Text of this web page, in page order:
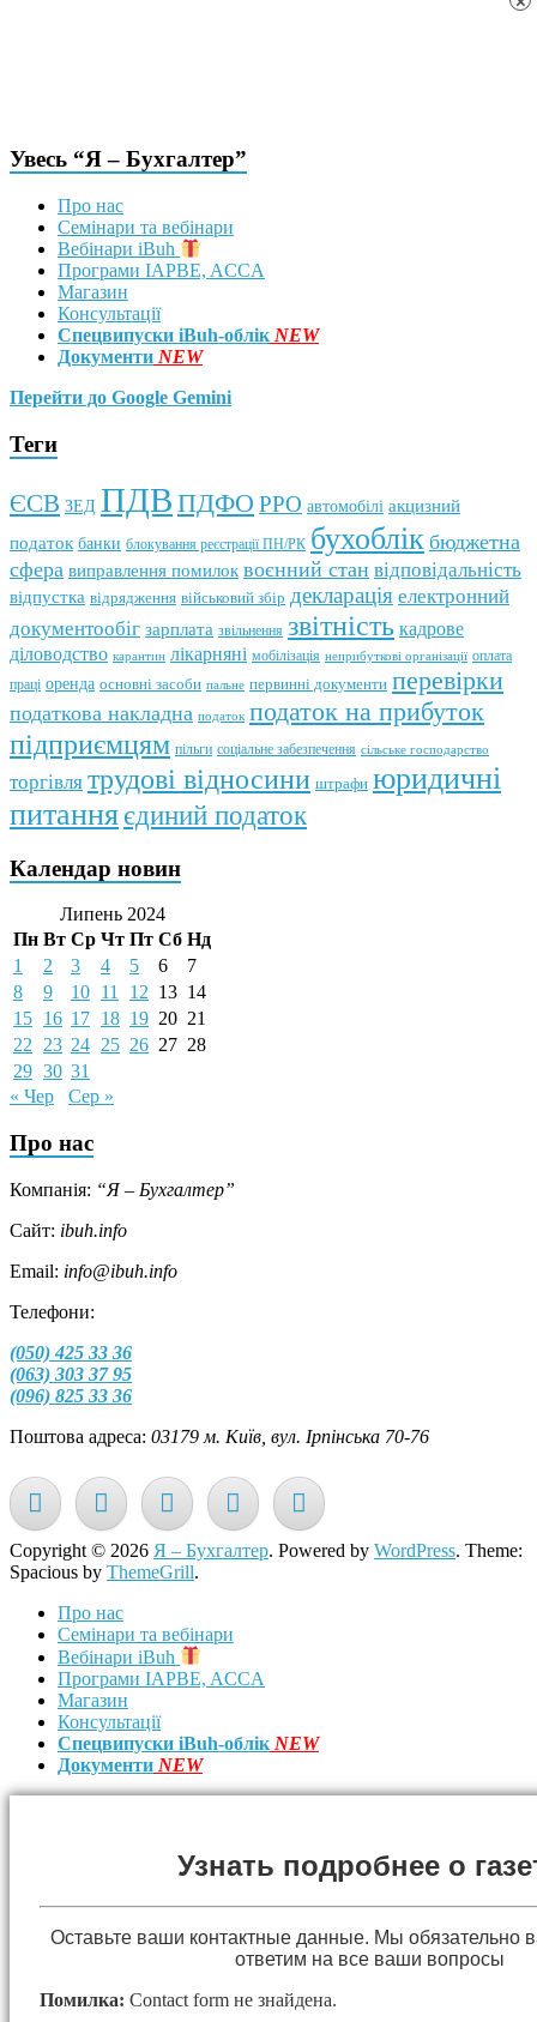
Увесь “Я – Бухгалтер”
Про нас
Семінари та вебінари
Вебінари iBuh
Програми IAPBE, ACCA
Магазин
Консультації
Спецвипуски iBuh-облік NEW
Документи NEW
Перейти до Google Gemini
Теги
ЄСВ ЗЕД ПДВ ПДФО РРО автомобілі акцизний
податок банки блокування реєстрації ПН/РК бухоблік бюджетна
сфера виправлення помилок воєнний стан відповідальність
відпустка відрядження військовий збір декларація електронний
документообіг зарплата звільнення звітність кадрове
діловодство карантин лікарняні мобілізація неприбуткові організації оплата
праці оренда основні засоби пальне первинні документи перевірки
податкова накладна податок податок на прибуток
підприємцям пільги соціальне забезпечення сільське господарство
торгівля трудові відносини штрафи юридичні
питанняєдиний податок
Календар новин
Липень 2024
Пн Вт Ср Чт Пт Сб Нд
1
2 3 4 5 6
7
8
9 10 11 12 13 14
15 16 17 18 19 20 21
22
23 24 25 26 27 28
29 30 31
« Чер
Сер »
Про нас
Компанія: “Я – Бухгалтер”
Сайт: ibuh.info
Email: info@ibuh.info
Телефони:
(050) 425 33 36
(063) 303 37 95
(096) 825 33 36
Поштова адреса: 03179 м. Київ, вул. Ірпінська 70-76
Copyright © 2026 Я – Бухгалтер. Powered by WordPress. Theme:
Spacious by ThemeGrill.
Про нас
Семінари та вебінари
Вебінари iBuh
Програми IAPBE, ACCA
Магазин
Консультації
Спецвипуски iBuh-облік NEW
Документи NEW
Узнать подробнее о
Оставьте ваши контактные данные. Мы обязательно
ответим на все ваши вопросы
Помилка: Contact form не знайдена.